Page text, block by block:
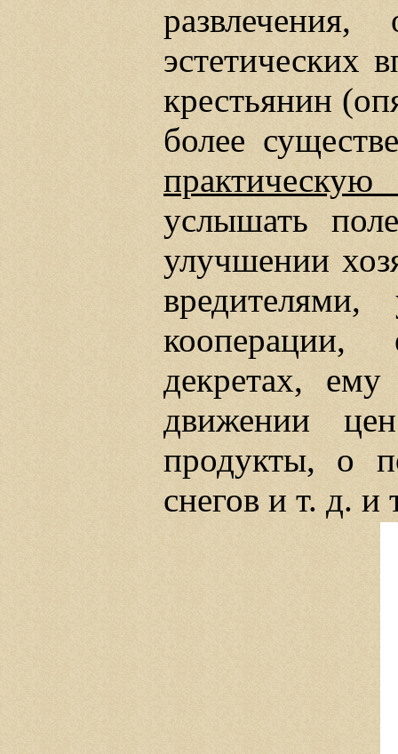
эстетических
крестьянин
более
услышать
улучшении
кооперации,
декретах,
движении
продукты, о
снегов и т. д. и